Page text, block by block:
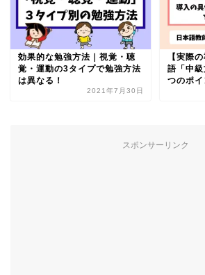
効果的な勉強方法｜視覚・聴
覚・運動の3タイプで勉強方法
は異なる！
2021年7月30日
【実際
語「中
つのポイ
スポンサーリンク